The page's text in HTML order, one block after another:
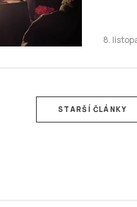
8.
STARŠÍ ČLÁNKY